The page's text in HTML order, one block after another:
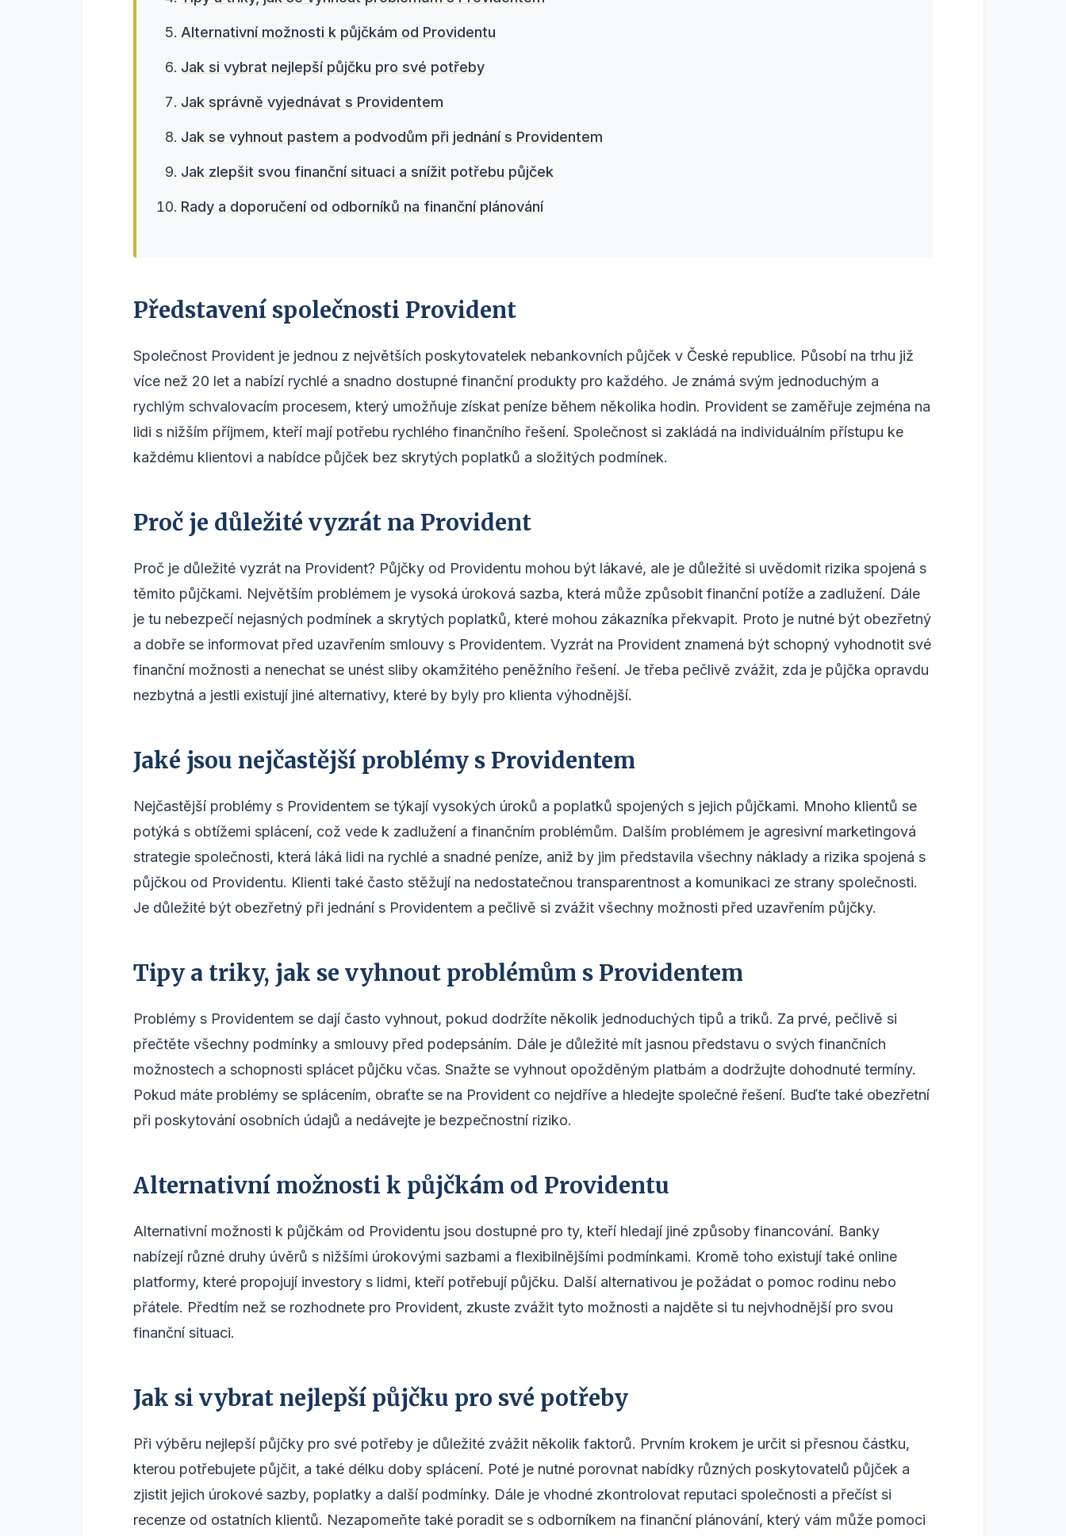
Alternativní možnosti k půjčkám od Providentu
Jak si vybrat nejlepší půjčku pro své potřeby
Jak správně vyjednávat s Providentem
Jak se vyhnout pastem a podvodům při jednání s Providentem
Jak zlepšit svou finanční situaci a snížit potřebu půjček
Rady a doporučení od odborníků na finanční plánování
Představení společnosti Provident
Společnost Provident je jednou z největších poskytovatelek nebankovních půjček v České republice. Působí na trhu již
více než 20 let a nabízí rychlé a snadno dostupné finanční produkty pro každého. Je známá svým jednoduchým a
rychlým schvalovacím procesem, který umožňuje získat peníze během několika hodin. Provident se zaměřuje zejména na
lidi s nižším příjmem, kteří mají potřebu rychlého finančního řešení. Společnost si zakládá na individuálním přístupu ke
každému klientovi a nabídce půjček bez skrytých poplatků a složitých podmínek.
Proč je důležité vyzrát na Provident
Proč je důležité vyzrát na Provident? Půjčky od Providentu mohou být lákavé, ale je důležité si uvědomit rizika spojená s
těmito půjčkami. Největším problémem je vysoká úroková sazba, která může způsobit finanční potíže a zadlužení. Dále
je tu nebezpečí nejasných podmínek a skrytých poplatků, které mohou zákazníka překvapit. Proto je nutné být obezřetný
a dobře se informovat před uzavřením smlouvy s Providentem. Vyzrát na Provident znamená být schopný vyhodnotit své
finanční možnosti a nenechat se unést sliby okamžitého peněžního řešení. Je třeba pečlivě zvážit, zda je půjčka opravdu
nezbytná a jestli existují jiné alternativy, které by byly pro klienta výhodnější.
Jaké jsou nejčastější problémy s Providentem
Nejčastější problémy s Providentem se týkají vysokých úroků a poplatků spojených s jejich půjčkami. Mnoho klientů se
potýká s obtížemi splácení, což vede k zadlužení a finančním problémům. Dalším problémem je agresivní marketingová
strategie společnosti, která láká lidi na rychlé a snadné peníze, aniž by jim představila všechny náklady a rizika spojená s
půjčkou od Providentu. Klienti také často stěžují na nedostatečnou transparentnost a komunikaci ze strany společnosti.
Je důležité být obezřetný při jednání s Providentem a pečlivě si zvážit všechny možnosti před uzavřením půjčky.
Tipy a triky, jak se vyhnout problémům s Providentem
Problémy s Providentem se dají často vyhnout, pokud dodržíte několik jednoduchých tipů a triků. Za prvé, pečlivě si
přečtěte všechny podmínky a smlouvy před podepsáním. Dále je důležité mít jasnou představu o svých finančních
možnostech a schopnosti splácet půjčku včas. Snažte se vyhnout opožděným platbám a dodržujte dohodnuté termíny.
Pokud máte problémy se splácením, obraťte se na Provident co nejdříve a hledejte společné řešení. Buďte také obezřetní
při poskytování osobních údajů a nedávejte je bezpečnostní riziko.
Alternativní možnosti k půjčkám od Providentu
Alternativní možnosti k půjčkám od Providentu jsou dostupné pro ty, kteří hledají jiné způsoby financování. Banky
nabízejí různé druhy úvěrů s nižšími úrokovými sazbami a flexibilnějšími podmínkami. Kromě toho existují také online
platformy, které propojují investory s lidmi, kteří potřebují půjčku. Další alternativou je požádat o pomoc rodinu nebo
přátele. Předtím než se rozhodnete pro Provident, zkuste zvážit tyto možnosti a najděte si tu nejvhodnější pro svou
finanční situaci.
Jak si vybrat nejlepší půjčku pro své potřeby
Při výběru nejlepší půjčky pro své potřeby je důležité zvážit několik faktorů. Prvním krokem je určit si přesnou částku,
kterou potřebujete půjčit, a také délku doby splácení. Poté je nutné porovnat nabídky různých poskytovatelů půjček a
zjistit jejich úrokové sazby, poplatky a další podmínky. Dále je vhodné zkontrolovat reputaci společnosti a přečíst si
recenze od ostatních klientů. Nezapomeňte také poradit se s odborníkem na finanční plánování, který vám může pomoci